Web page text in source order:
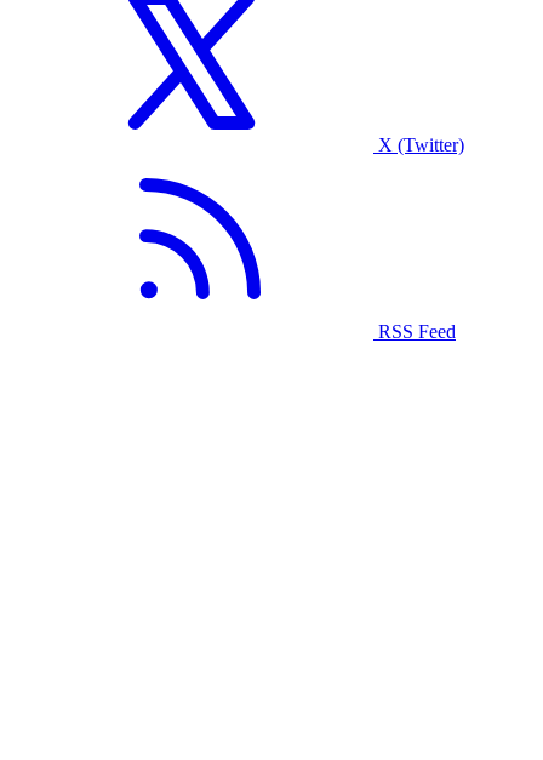
X (Twitter)
RSS Feed